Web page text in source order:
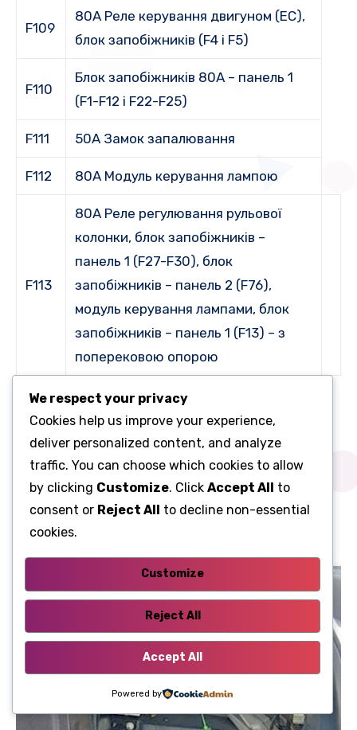
F109
80A Реле керування двигуном (EC),
блок запобіжників (F4 і F5)
F110
Блок запобіжників 80A – панель 1
(F1-F12 і F22-F25)
F111 50A Замок запалювання
F112 80A Модуль керування лампою
F113
80A Реле регулювання рульової
колонки, блок запобіжників –
панель 1 (F27-F30), блок
запобіжників – панель 2 (F76),
модуль керування лампами, блок
запобіжників – панель 1 (F13) – з
поперековою опорою
F114
50A Замок запалювання, роз’єм лінії
передачі даних (DLC)
Багажне відділення
В багажнику з правого боку за обшивкою ще 2
коробки з запобіжниками і реле.
We respect your privacy
Cookies help us improve your experience,
deliver personalized content, and analyze
traffic. You can choose which cookies to allow
by clicking Customize. Click Accept All to
consent or Reject All to decline non-essential
cookies.
Customize
Reject All
Accept All
Powered by